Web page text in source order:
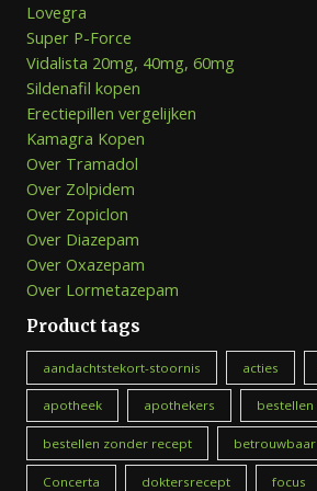
Lovegra
Super P-Force
Vidalista 20mg, 40mg, 60mg
Sildenafil kopen
Erectiepillen vergelijken
Kamagra Kopen
Over Tramadol
Over Zolpidem
Over Zopiclon
Over Diazepam
Over Oxazepam
Over Lormetazepam
Product tags
aandachtstekort-stoornis acties
apotheek apothekers bestellen
bestellen zonder recept betrouwbaar
Concerta doktersrecept focus